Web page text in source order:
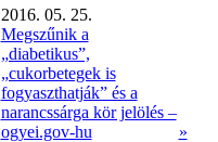
2016. 05. 25.
Megszűnik a
„diabetikus”,
„cukorbetegek is
fogyaszthatják” és a
narancssárga kör jelölés –
ogyei.gov-hu
»